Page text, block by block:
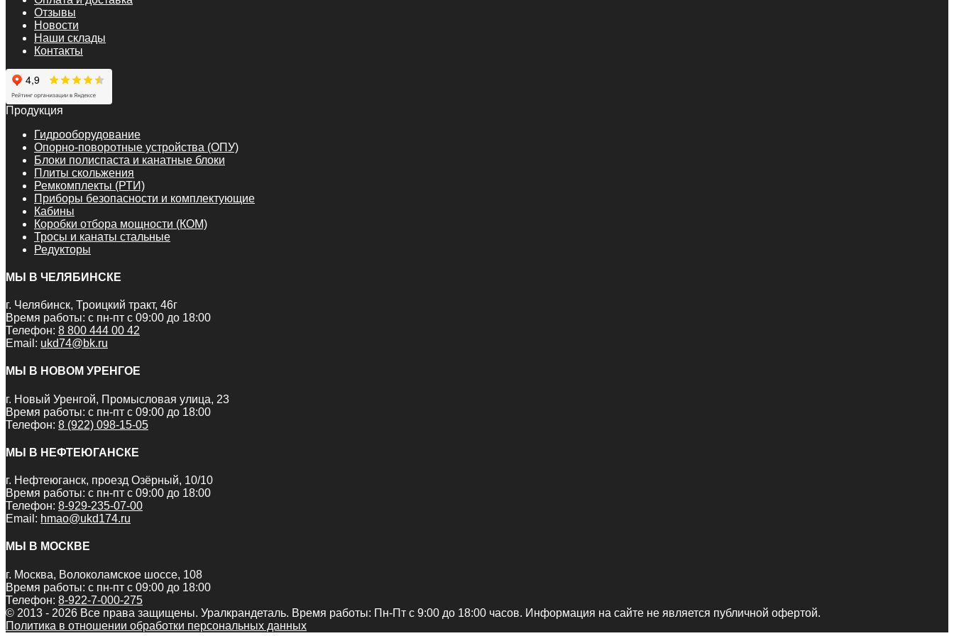
Отзывы
Новости
Наши склады
Контакты
Продукция
Гидрооборудование
Опорно-поворотные устройства (ОПУ)
Блоки полиспаста и канатные блоки
Плиты скольжения
Ремкомплекты (РТИ)
Приборы безопасности и комплектующие
Кабины
Коробки отбора мощности (КОМ)
Тросы и канаты стальные
Редукторы
МЫ В ЧЕЛЯБИНСКЕ
г. Челябинск, Троицкий тракт, 46г
Время работы: с пн-пт с 09:00 до 18:00
Телефон: 8 800 444 00 42
Email: ukd74@bk.ru
МЫ В НОВОМ УРЕНГОЕ
г. Новый Уренгой, Промысловая улица, 23
Время работы: с пн-пт с 09:00 до 18:00
Телефон: 8 (922) 098-15-05
МЫ В НЕФТЕЮГАНСКЕ
г. Нефтеюганск, проезд Озёрный, 10/10
Время работы: с пн-пт с 09:00 до 18:00
Телефон: 8-929-235-07-00
Email: hmao@ukd174.ru
МЫ В МОСКВЕ
г. Москва, Волоколамское шоссе, 108
Время работы: с пн-пт с 09:00 до 18:00
Телефон: 8-922-7-000-275
© 2013 - 2026 Все права защищены. Уралкрандеталь. Время работы: Пн-Пт c 9:00 до 18:00 часов. Информация на сайте не является публичной офертой.
Политика в отношении обработки персональных данных